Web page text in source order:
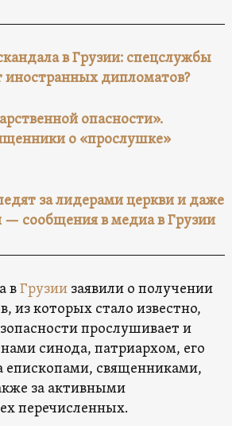
в Грузии: спецслужбы
дипломатов?
опасности».
о «прослушке»
за лидерами церкви и даже
— сообщения в медиа в Грузии
вГрузиизаявили о получении
из которых стало известно,
прослушивает и
синода, патриархом, его
священниками,
за активными
перечисленных.